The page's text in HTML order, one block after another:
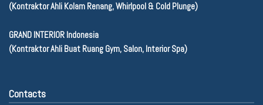
(Kontraktor Ahli Kolam Renang, Whirlpool & Cold Plunge)
GRAND INTERIOR Indonesia
(Kontraktor Ahli Buat Ruang Gym, Salon, Interior Spa)
Contacts